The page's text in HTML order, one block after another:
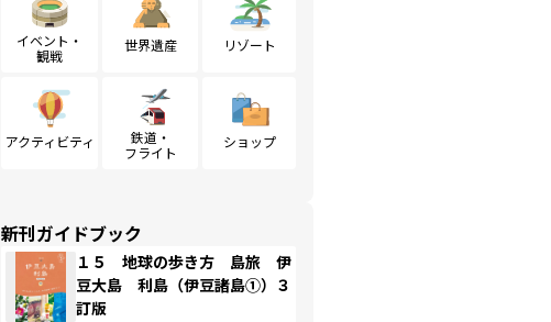
イベント・
観戦
世界遺産 リゾート
アクティビティ
鉄道・
フライト
ショップ
新刊ガイドブック
１５ 地球の歩き方 島旅 伊
豆大島 利島（伊豆諸島①）３
訂版